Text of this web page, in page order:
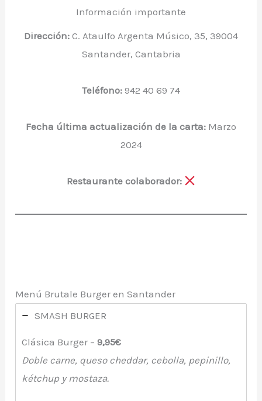
Información importante
Dirección: C. Ataulfo Argenta Músico, 35, 39004
Santander, Cantabria
Teléfono: 942 40 69 74
Fecha última actualización de la carta: Marzo
2024
Restaurante colaborador:
Menú Brutale Burger en Santander
SMASH BURGER
Clásica Burger –9,95€
Doble carne, queso cheddar, cebolla, pepinillo,
kétchup y mostaza.